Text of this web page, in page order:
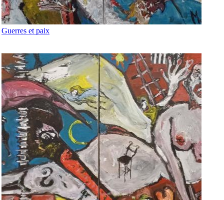
Guerres et paix